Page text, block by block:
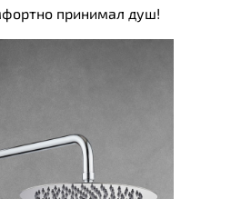
принимал душ!